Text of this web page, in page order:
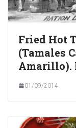
Fried Hot
(Tamales
Amarillo).
01/09/2014